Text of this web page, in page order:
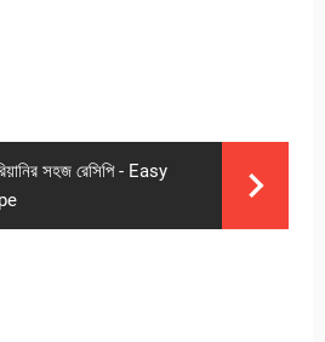
সহজ রেসিপি - Easy